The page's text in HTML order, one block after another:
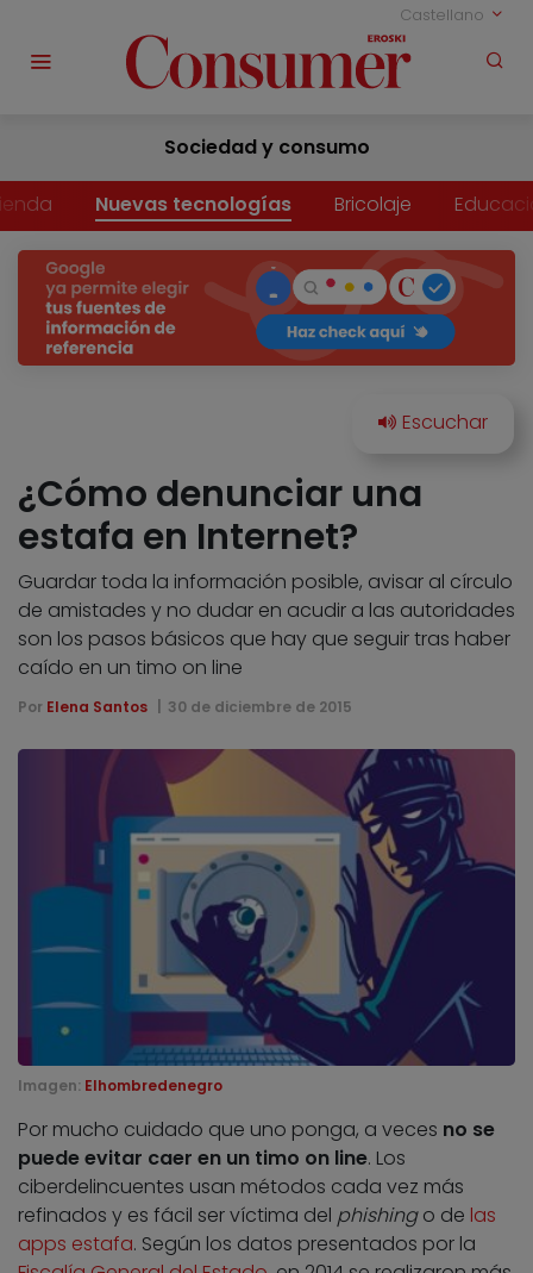
Castellano
Sociedad y consumo
Nuevas tecnologías Bricolaje
¿Cómo denunciar una
estafa en Internet?
Guardar toda la información posible, avisar al círculo
de amistades y no dudar en acudir a las autoridades
son los pasos básicos que hay que seguir tras haber
caído en un timo on line
Por Elena Santos 30 de diciembre de 2015
Imagen: Elhombredenegro
Por mucho cuidado que uno ponga, a veces no se
puede evitar caer en un timo on line. Los
ciberdelincuentes usan métodos cada vez más
refinados y es fácil ser víctima del phishingo de las
apps estafa. Según los datos presentados por la